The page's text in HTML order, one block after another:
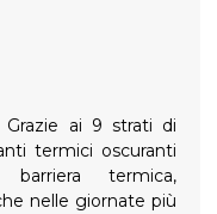
Grazie ai 9 strati di
termici oscuranti
termica,
nelle giornate più